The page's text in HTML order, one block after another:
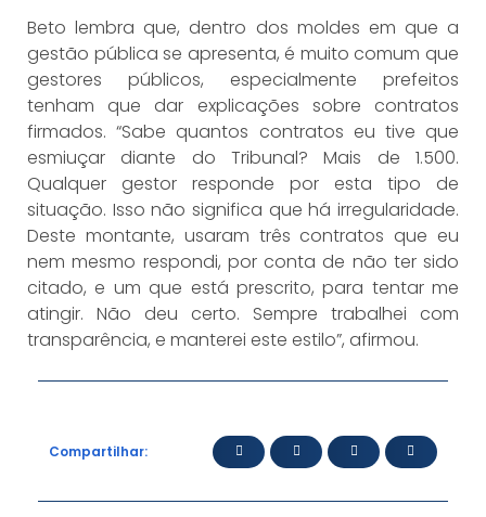
Beto lembra que, dentro dos moldes em que a
gestão pública se apresenta, é muito comum que
gestores públicos, especialmente prefeitos
tenham que dar explicações sobre contratos
firmados. “Sabe quantos contratos eu tive que
esmiuçar diante do Tribunal? Mais de 1.500.
Qualquer gestor responde por esta tipo de
situação. Isso não significa que há irregularidade.
Deste montante, usaram três contratos que eu
nem mesmo respondi, por conta de não ter sido
citado, e um que está prescrito, para tentar me
atingir. Não deu certo. Sempre trabalhei com
transparência, e manterei este estilo”, afirmou.
Compartilhar: